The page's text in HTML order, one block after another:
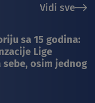
Vidi sve
sa 15 godina:
Lige
osim jednog